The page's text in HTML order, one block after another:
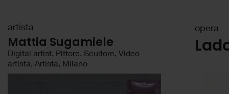
opera
artista
Mattia Sugamiele
Digital artist, Pittore, Scultore, Video
artista, Artista, Milano